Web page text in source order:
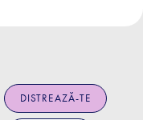
DISTREAZĂ-TE